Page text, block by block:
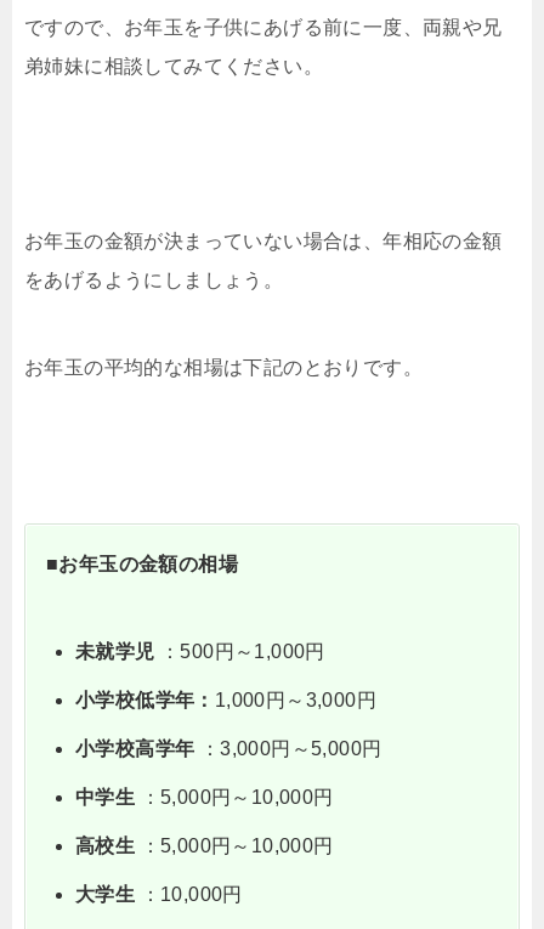
ですので、お年玉を子供にあげる前に一度、両親や兄
弟姉妹に相談してみてください。
お年玉の金額が決まっていない場合は、年相応の金額
をあげるようにしましょう。
お年玉の平均的な相場は下記のとおりです。
■お年玉の金額の相場
未就学児 ：500円～1,000円
小学校低学年： 1,000円～3,000円
小学校高学年 ：3,000円～5,000円
中学生 ：5,000円～10,000円
高校生 ：5,000円～10,000円
大学生 ：10,000円